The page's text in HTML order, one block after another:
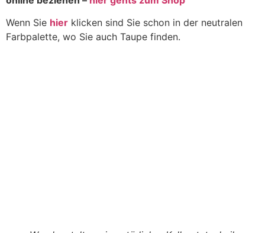
Wenn Sie hier klicken sind Sie schon in der neutralen
Farbpalette, wo Sie auch Taupe finden.